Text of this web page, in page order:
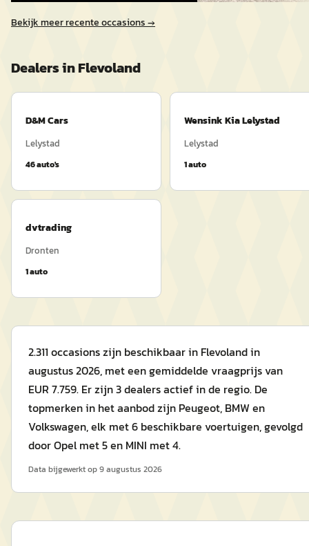
Bekijk meer recente occasions →
Dealers inFlevoland
D&M Cars
Lelystad
46auto's
Wensink Kia Lelystad
Lelystad
1auto
dvtrading
Dronten
1auto
2.311 occasions zijn beschikbaar in Flevoland in
augustus 2026, met een gemiddelde vraagprijs van
EUR 7.759. Er zijn 3 dealers actief in de regio. De
topmerken in het aanbod zijn Peugeot, BMW en
Volkswagen, elk met 6 beschikbare voertuigen, gevolgd
door Opel met 5 en MINI met 4.
Data bijgewerkt op9 augustus 2026